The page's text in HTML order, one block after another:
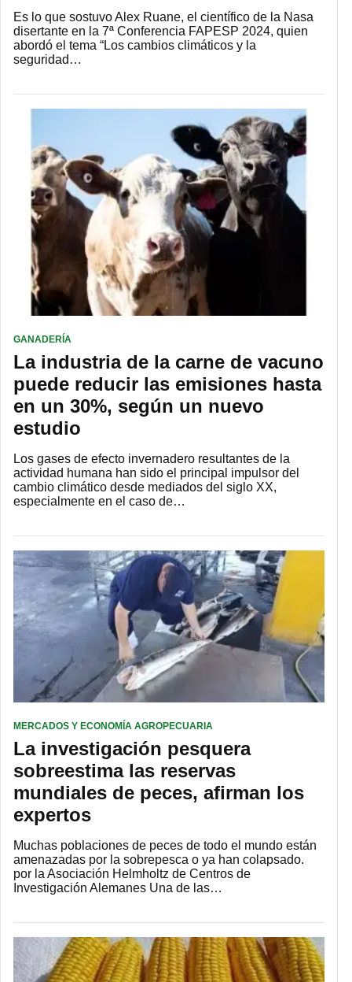
Es lo que sostuvo Alex Ruane, el científico de la Nasa
disertante en la 7ª Conferencia FAPESP 2024, quien
abordó el tema “Los cambios climáticos y la
seguridad…
GANADERÍA
La industria de la carne de vacuno
puede reducir las emisiones hasta
en un 30%, según un nuevo
estudio
Los gases de efecto invernadero resultantes de la
actividad humana han sido el principal impulsor del
cambio climático desde mediados del siglo XX,
especialmente en el caso de…
MERCADOS Y ECONOMÍA AGROPECUARIA
La investigación pesquera
sobreestima las reservas
mundiales de peces, afirman los
expertos
Muchas poblaciones de peces de todo el mundo están
amenazadas por la sobrepesca o ya han colapsado.
por la Asociación Helmholtz de Centros de
Investigación Alemanes Una de las…